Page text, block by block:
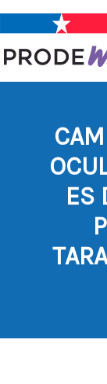
contenido
ES